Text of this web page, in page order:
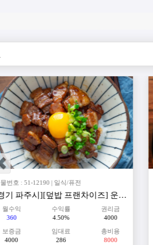
매물번호 : 51-12162 | 분식점
강원도 양구군 "소자본 / 수익률 좋은 김밥 전문점"
월수익
600
수익률
8.57%
권리금
6000
보증금
1000
임대료
80
총비용
7000